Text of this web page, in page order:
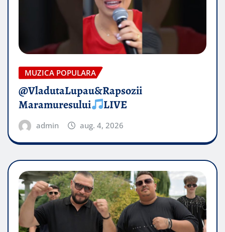
MUZICA POPULARA
@VladutaLupau&Rapsozii
Maramuresului
LIVE
admin aug. 4, 2026